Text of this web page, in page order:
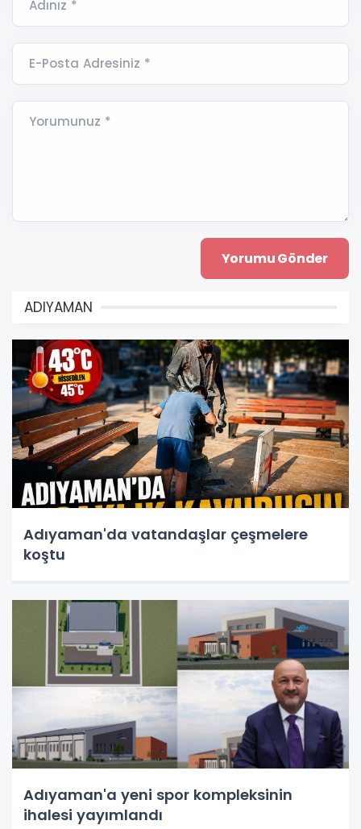
Adınız *
E-Posta Adresiniz *
Yorumunuz *
ADIYAMAN
Adıyaman'da vatandaşlar çeşmelere
koştu
Adıyaman'a yeni spor kompleksinin
ihalesi yayımlandı